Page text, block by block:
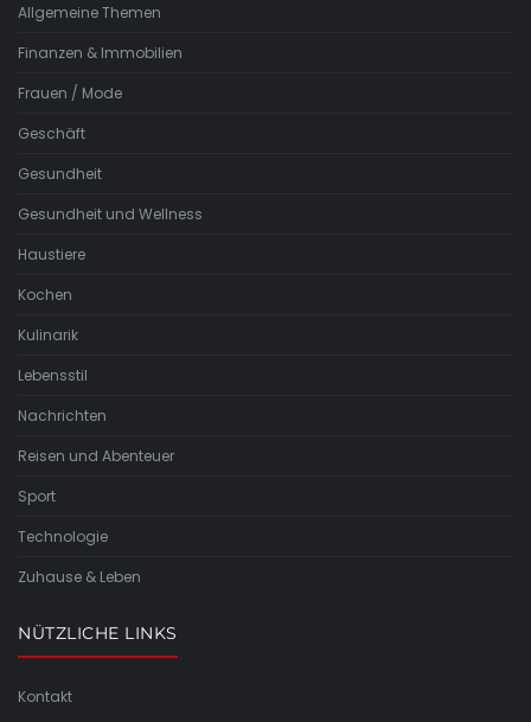
Allgemeine Themen
Finanzen & Immobilien
Frauen / Mode
Geschäft
Gesundheit
Gesundheit und Wellness
Haustiere
Kochen
Kulinarik
Lebensstil
Nachrichten
Reisen und Abenteuer
Sport
Technologie
Zuhause & Leben
NÜTZLICHE LINKS
Kontakt